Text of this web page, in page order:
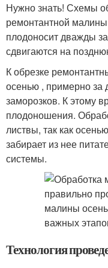
Нужно знать! Схемы
ремонтантной
плодоносит дважды
сдвигаются на
К обрезке
осенью , примерно за
заморозков. К этому
плодоношения.
листвы, так как
забирает из нее
системы.
Технология